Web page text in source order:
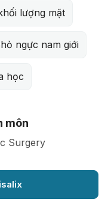
lượng mặt
ngực nam giới
học
môn
Surgery